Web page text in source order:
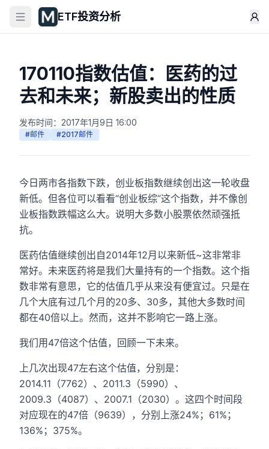
ETF投资分析
170110指数估值：医药的过
去和未来；新股卖出的性质
发布时间： 2017年1月9日 16:00
#邮件 #2017邮件
今日两市各指数下跌，创业板指数继续创出这一轮收盘
新低。但各位可以看看“创业板综”这个指数，并不像创
业板指数跌幅这么大。说明大多数小股票依然顽强抵
抗。
医药估值继续创出自2014年12月以来新低~这非常非
常好。未来医药将是我们大量持有的一个指数。这个指
数非常有意思，它的估值几乎从来没有便宜过。只是在
几个大底有过几个月的20多、30多，其他大多数时间
都在40倍以上。然而，这并不影响它一路上涨。
我们用47倍这个估值，回顾一下未来。
上几次出现47左右这个估值，分别是：
2014.11（7762）、2011.3（5990）、
2009.3（4087）、2007.1（2030）。这四个时间段
对应现在的47倍（9639），分别上涨24%；61%；
136%；375%。